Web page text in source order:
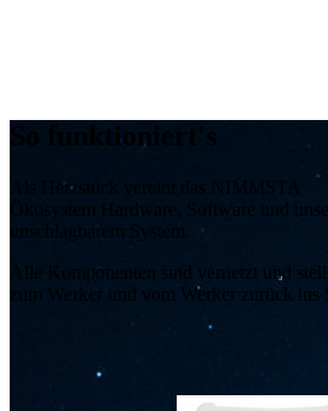
So funktioniert's
Als Herzstück vereint das NIMMSTA
Ökosystem Hardware, Software und
unschlagbarem System.
Alle Komponenten sind vernetzt und
zum Werker und vom Werker zurück ins
Anleitung in Landessprache, nahtlose
NIMMSTA